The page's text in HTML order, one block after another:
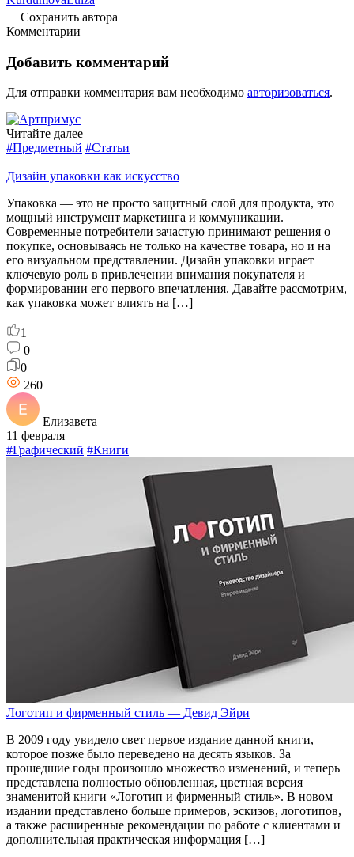
Сохранить автора
Комментарии
Добавить комментарий
Для отправки комментария вам необходимо авторизоваться.
Читайте далее
#Предметный #Статьи
Дизайн упаковки как искусство
Упаковка — это не просто защитный слой для продукта, это
мощный инструмент маркетинга и коммуникации.
Современные потребители зачастую принимают решения о
покупке, основываясь не только на качестве товара, но и на
его визуальном представлении. Дизайн упаковки играет
ключевую роль в привлечении внимания покупателя и
формировании его первого впечатления. Давайте рассмотрим,
как упаковка может влиять на […]
1
0
0
260
Елизавета
11 февраля
#Графический #Книги
Логотип и фирменный стиль — Девид Эйри
В 2009 году увидело свет первое издание данной книги,
которое позже было переведено на десять языков. За
прошедшие годы произошло множество изменений, и теперь
представлена полностью обновленная, цветная версия
знаменитой книги «Логотип и фирменный стиль». В новом
издании представлено больше примеров, эскизов, логотипов,
а также расширенные рекомендации по работе с клиентами и
дополнительная практическая информация […]